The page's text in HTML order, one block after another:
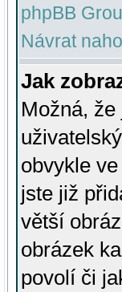
phpBB
Návrat
Jak
Možná,
obvykle
jste již
větší
obrázek
povolí či